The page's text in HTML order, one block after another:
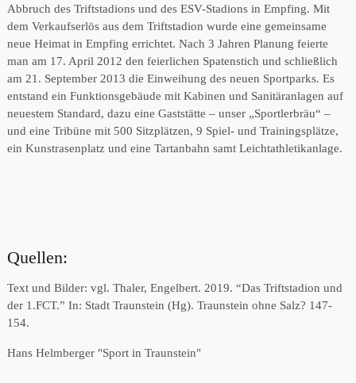
Abbruch des Triftstadions und des ESV-Stadions in Empfing. Mit
dem Verkaufserlös aus dem Triftstadion wurde eine gemeinsame
neue Heimat in Empfing errichtet. Nach 3 Jahren Planung feierte
man am 17. April 2012 den feierlichen Spatenstich und schließlich
am 21. September 2013 die Einweihung des neuen Sportparks. Es
entstand ein Funktionsgebäude mit Kabinen und Sanitäranlagen auf
neuestem Standard, dazu eine Gaststätte – unser „Sportlerbräu“ –
und eine Tribüne mit 500 Sitzplätzen, 9 Spiel- und Trainingsplätze,
ein Kunstrasenplatz und eine Tartanbahn samt Leichtathletikanlage.
Quellen:
Text und Bilder: vgl. Thaler, Engelbert. 2019. “Das Triftstadion und
der 1.FCT.” In: Stadt Traunstein (Hg). Traunstein ohne Salz? 147-
154.
Hans Helmberger "Sport in Traunstein"